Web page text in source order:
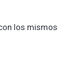
los mismos